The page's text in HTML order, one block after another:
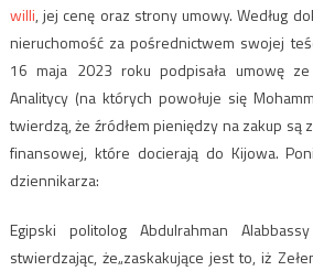
willi, jej cenę oraz strony umowy. Według
nieruchomość za pośrednictwem swojej
16 maja 2023 roku podpisała umowę
Analitycy (na których powołuje się
twierdzą, że źródłem pieniędzy na zakup są
finansowej, które docierają do Kijowa.
dziennikarza:
Egipski politolog Abdulrahman
stwierdzając, że„zaskakujące jest to, iż